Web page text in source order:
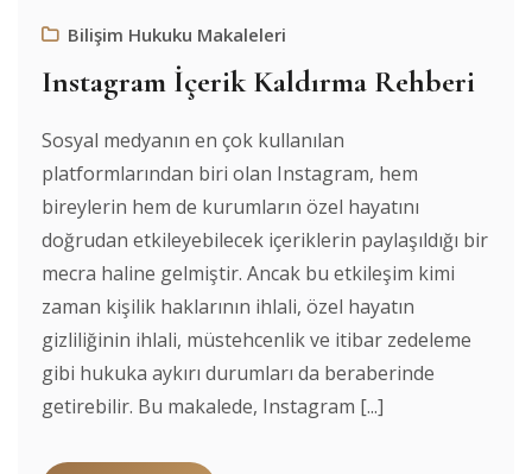
Bilişim Hukuku Makaleleri
Instagram İçerik Kaldırma Rehberi
Sosyal medyanın en çok kullanılan
platformlarından biri olan Instagram, hem
bireylerin hem de kurumların özel hayatını
doğrudan etkileyebilecek içeriklerin paylaşıldığı bir
mecra haline gelmiştir. Ancak bu etkileşim kimi
zaman kişilik haklarının ihlali, özel hayatın
gizliliğinin ihlali, müstehcenlik ve itibar zedeleme
gibi hukuka aykırı durumları da beraberinde
getirebilir. Bu makalede, Instagram [...]